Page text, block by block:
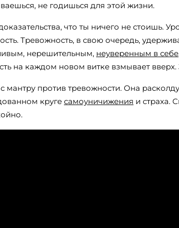
не годишься для этой жизни.
что ты ничего не стоишь.
Тревожность, в свою очередь,
нерешительным, неуверенным в себе
на каждом новом витке взмывает вверх.
мантру против тревожности. Она
круге самоуничижения и страха.